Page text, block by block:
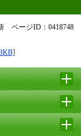
ページID：0418748